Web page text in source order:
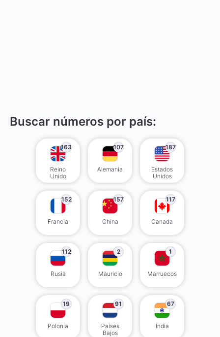
Buscar números por país:
163
Reino
Unido
107
Alemania
187
Estados
Unidos
152
Francia
157
China
117
Canada
112
Rusia
2
Mauricio
1
Marruecos
19
Polonia
91
Paises
Bajos
67
India